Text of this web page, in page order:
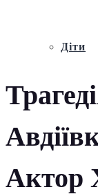
Діти
Актор